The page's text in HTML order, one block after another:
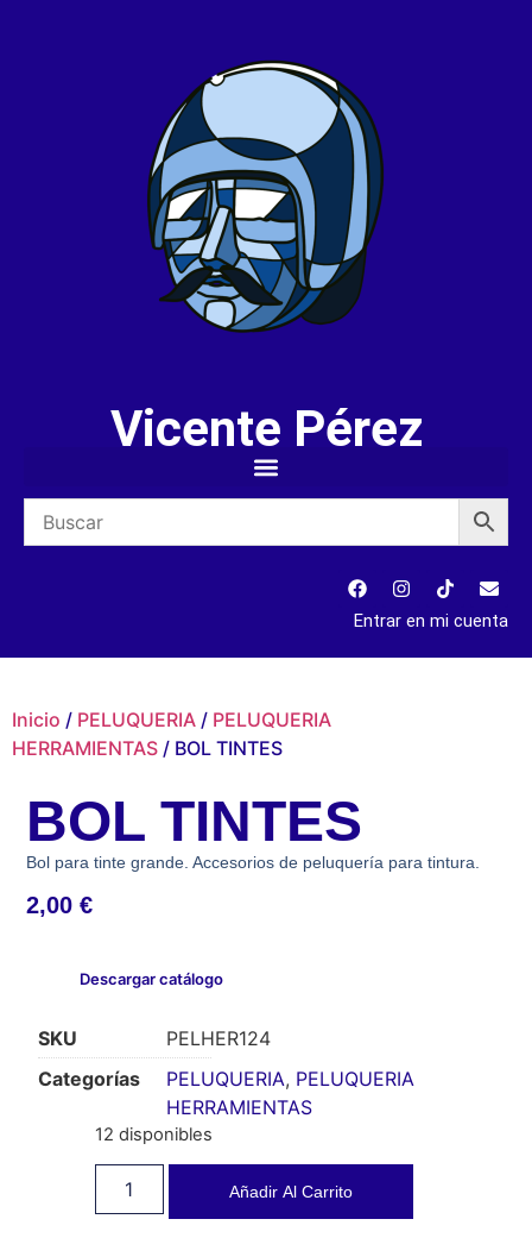
Vicente Pérez
Entrar en mi cuenta
Inicio / PELUQUERIA / PELUQUERIA
HERRAMIENTAS / BOL TINTES
BOL TINTES
Bol para tinte grande. Accesorios de peluquería para tintura.
2,00€
Descargar catálogo
SKU
PELHER124
Categorías
PELUQUERIA, PELUQUERIA
HERRAMIENTAS
12 disponibles
Añadir Al Carrito